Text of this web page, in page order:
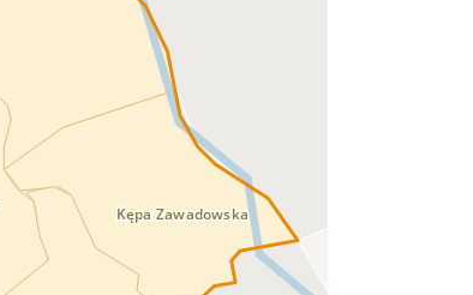
Kępa Zawadowska